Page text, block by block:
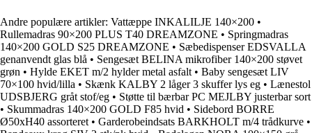
Andre populære artikler: Vattæppe INKALILJE 140×200 •
Rullemadras 90×200 PLUS T40 DREAMZONE • Springmadras
140×200 GOLD S25 DREAMZONE • Sæbedispenser EDSVALLA
genanvendt glas blå • Sengesæt BELINA mikrofiber 140×200 støvet
grøn • Hylde EKET m/2 hylder metal asfalt • Baby sengesæt LIV
70×100 hvid/lilla • Skænk KALBY 2 låger 3 skuffer lys eg • Lænestol
UDSBJERG gråt stof/eg • Støtte til bærbar PC MEJLBY justerbar sort
• Skummadras 140×200 GOLD F85 hvid • Sidebord BORRE
Ø50xH40 assorteret • Garderobeindsats BARKHOLT m/4 trådkurve •